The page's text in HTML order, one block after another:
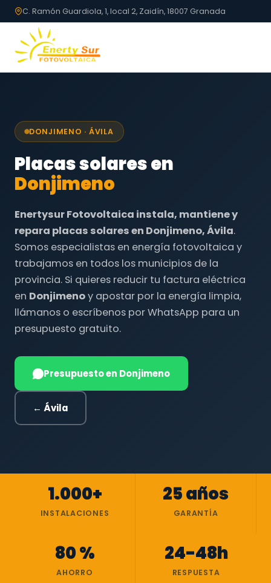
C. Ramón Guardiola, 1, local 2, Zaidín, 18007 Granada
DONJIMENO · ÁVILA
Placas solares en
Donjimeno
Enertysur Fotovoltaica instala, mantiene y
repara placas solares en Donjimeno, Ávila.
Somos especialistas en energía fotovoltaica y
trabajamos en todos los municipios de la
provincia. Si quieres reducir tu factura eléctrica
en Donjimenoy apostar por la energía limpia,
llámanos o escríbenos por WhatsApp para un
presupuesto gratuito.
Presupuesto en Donjimeno
← Ávila
1.000+
INSTALACIONES
25 años
GARANTÍA
80 %
AHORRO
24-48h
RESPUESTA